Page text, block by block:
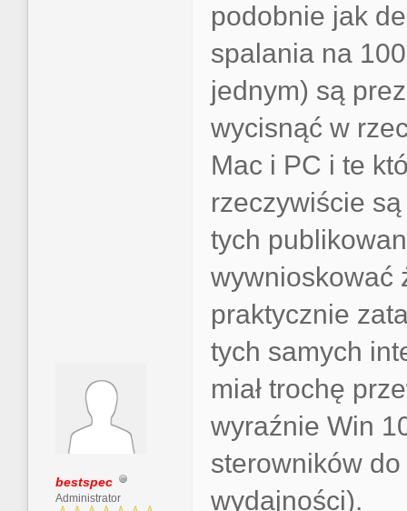
bestspec
Administrator
podobnie jak
spalania na
jednym) są
wycisnąć w
Mac i PC i te
rzeczywiście
tych
wywnioskować
praktycznie
tych samych
miał trochę
wyraźnie Win
sterowników
wydajności).